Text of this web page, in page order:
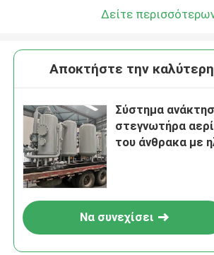
Δείτε
Αποκτήστε την καλύτερη
Σύστημα
στεγνωτήρα
του άνθρακα με
Να συνεχίσει